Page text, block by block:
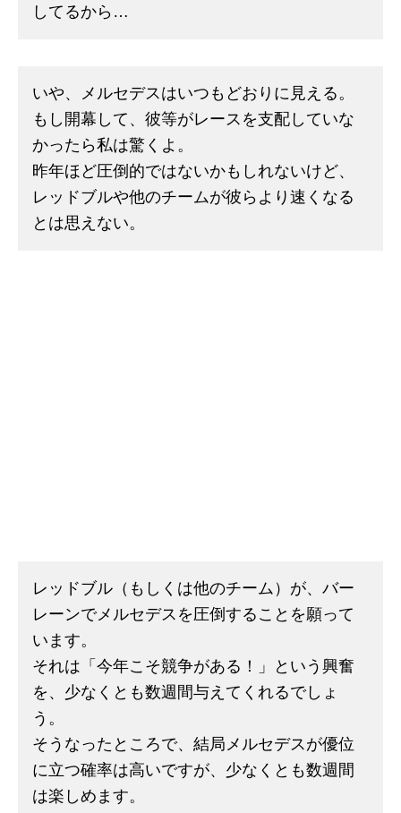
してるから…
いや、メルセデスはいつもどおりに見える。
もし開幕して、彼等がレースを支配していな
かったら私は驚くよ。
昨年ほど圧倒的ではないかもしれないけど、
レッドブルや他のチームが彼らより速くなる
とは思えない。
レッドブル（もしくは他のチーム）が、バー
レーンでメルセデスを圧倒することを願って
います。
それは「今年こそ競争がある！」という興奮
を、少なくとも数週間与えてくれるでしょ
う。
そうなったところで、結局メルセデスが優位
に立つ確率は高いですが、少なくとも数週間
は楽しめます。